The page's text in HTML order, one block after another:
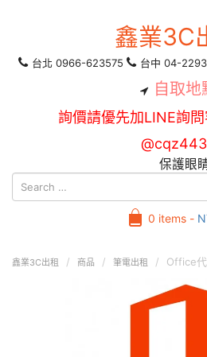
鑫業3C
台北 0966-623575 台中 04-
自取地
詢價請優先加LINE詢
保護眼
0 items -
鑫業3C出租 商品 筆電出租 Office